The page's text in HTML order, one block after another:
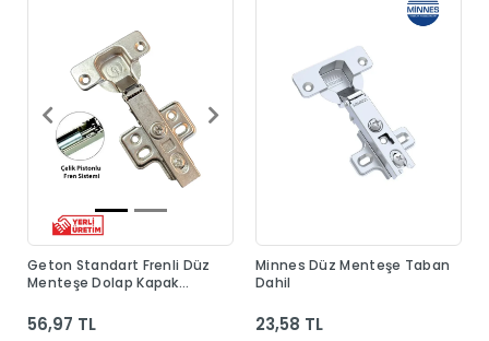
Geton Standart Frenli Düz
Menteşe Dolap Kapak
56,97 TL
Minnes Düz Menteşe Taban
Dahil
23,58 TL